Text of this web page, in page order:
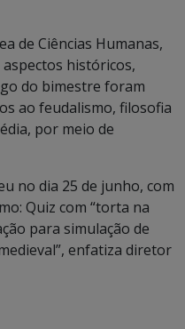
de Ciências Humanas,
históricos,
do bimestre foram
ao feudalismo, filosofia
por meio de
no dia 25 de junho, com
Quiz com “torta na
para simulação de
enfatiza diretor